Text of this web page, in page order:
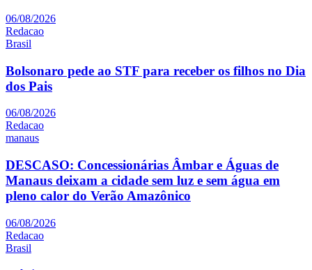
06/08/2026
Redacao
Brasil
Bolsonaro pede ao STF para receber os filhos no Dia
dos Pais
06/08/2026
Redacao
manaus
DESCASO: Concessionárias Âmbar e Águas de
Manaus deixam a cidade sem luz e sem água em
pleno calor do Verão Amazônico
06/08/2026
Redacao
Brasil